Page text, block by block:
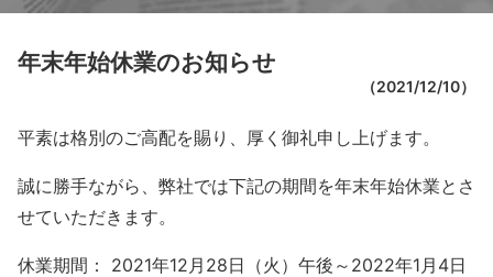
年末年始休業のお知らせ
（2021/12/10）
平素は格別のご高配を賜り、厚く御礼申し上げます。
誠に勝手ながら、弊社では下記の期間を年末年始休業とさ
せていただきます。
休業期間： 2021年12月28日（火）午後～2022年1月4日